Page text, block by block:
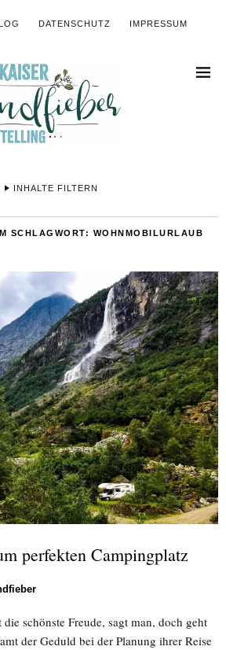
DATENSCHUTZ IMPRESSUM
INHALTE FILTERN
SCHLAGWORT: WOHNMOBILURLAUB
perfekten Campingplatz
schönste Freude, sagt man, doch geht
der Geduld bei der Planung ihrer Reise